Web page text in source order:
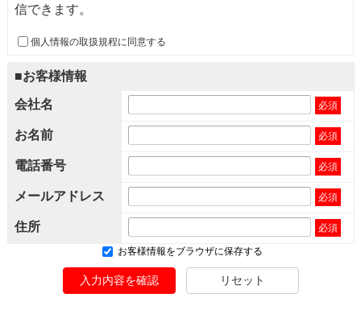
信できます。
個人情報の取扱規程に同意する
■お客様情報
会社名 必須
お名前 必須
電話番号 必須
メールアドレス 必須
住所 必須
お客様情報をブラウザに保存する
入力内容を確認 リセット